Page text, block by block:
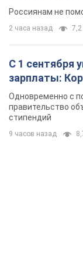
Россиянам не
2 часа назад 7,2
С 1 сентября
зарплаты:
Одновременно с
правительство
стипендий
9 часов назад